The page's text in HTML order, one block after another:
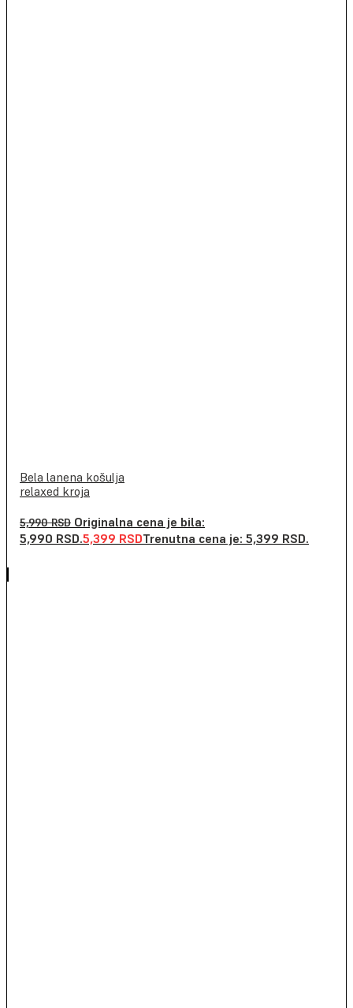
Bela lanena košulja
relaxed kroja
5,990RSD Originalna cena je bila:
5,990 RSD.5,399 RSDTrenutna cena je: 5,399 RSD.